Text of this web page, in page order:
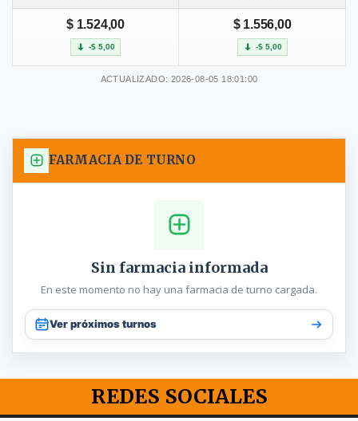
$ 1.524,00
-$ 5,00
$ 1.556,00
-$ 5,00
ACTUALIZADO: 2026-08-05 18:01:00
FARMACIA DE TURNO
Sin farmacia informada
En este momento no hay una farmacia de turno cargada.
Ver próximos turnos
REDES SOCIALES